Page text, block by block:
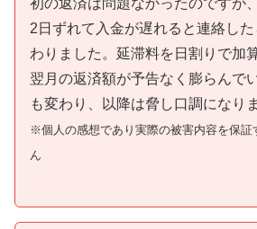
2日ずれて入金が遅れると連絡し
わりました。延滞料を日割りで加
翌月の返済額が予告なく膨らんで
も変わり、以降は脅し口調になり
※個人の感想であり実際の被害内容を保証
ん